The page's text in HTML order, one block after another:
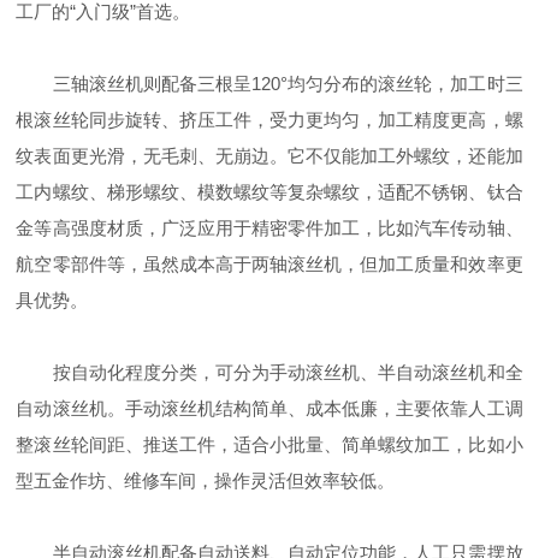
工厂的“入门级”首选。
三轴滚丝机则配备三根呈120°均匀分布的滚丝轮，加工时三
根滚丝轮同步旋转、挤压工件，受力更均匀，加工精度更高，螺
纹表面更光滑，无毛刺、无崩边。它不仅能加工外螺纹，还能加
工内螺纹、梯形螺纹、模数螺纹等复杂螺纹，适配不锈钢、钛合
金等高强度材质，广泛应用于精密零件加工，比如汽车传动轴、
航空零部件等，虽然成本高于两轴滚丝机，但加工质量和效率更
具优势。
按自动化程度分类，可分为手动滚丝机、半自动滚丝机和全
自动滚丝机。手动滚丝机结构简单、成本低廉，主要依靠人工调
整滚丝轮间距、推送工件，适合小批量、简单螺纹加工，比如小
型五金作坊、维修车间，操作灵活但效率较低。
半自动滚丝机配备自动送料、自动定位功能，人工只需摆放